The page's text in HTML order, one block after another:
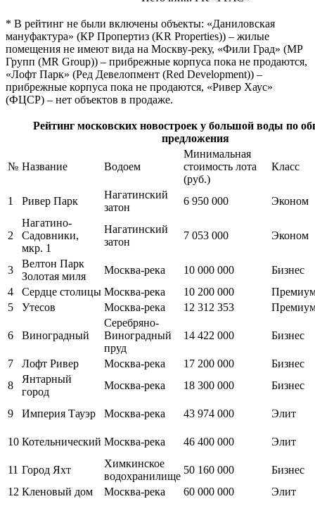
* В рейтинг не были включены объекты: «Даниловская
мануфактура» (КР Пропертиз (KR Properties)) – жилые
помещения не имеют вида на Москву-реку, «Фили Град» (МР
Групп (MR Group)) – прибрежные корпуса пока не продаются,
«Лофт Парк» (Ред Девелопмент (Red Development)) –
прибрежные корпуса пока не продаются, «Ривер Хаус»
(ФЦСР) – нет объектов в продаже.
Рейтинг московских новостроек у большой воды по
предложения
№ Название Водоем
Минимальная
стоимость лота
(руб.)
Класс
1 Ривер Парк
Нагатинский
затон
6 950 000 Эконом
2
Нагатино-
Садовники,
мкр. 1
Нагатинский
затон
7 053 000 Эконом
3
Велтон Парк
Золотая миля
Москва-река 10 000 000
Бизнес
4
Сердце столицы Москва-река 10 200 000
5
Утесов Москва-река 12 312 353
6 Виноградный
Серебряно-
Виноградный
пруд
14 422 000 Бизнес
7 Лофт Ривер Москва-река 17 200 000
Бизнес
8
Янтарный
город
Москва-река 18 300 000 Бизнес
9 Империя Тауэр Москва-река 43 974 000 Элит
10 Котельнический Москва-река 46 400 000 Элит
11 Город Яхт
Химкинское
водохранилище
50 160 000
Бизнес
12 Кленовый дом Москва-река 60 000 000
Элит